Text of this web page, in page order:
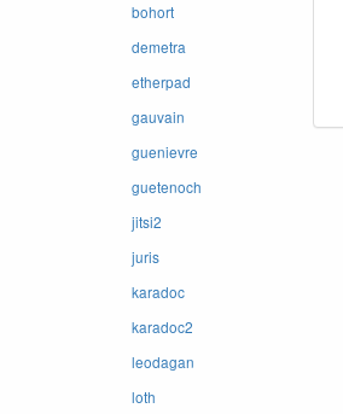
bohort
demetra
etherpad
gauvain
guenievre
guetenoch
jitsi2
juris
karadoc
karadoc2
leodagan
loth